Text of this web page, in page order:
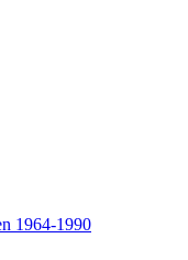
1964-1990